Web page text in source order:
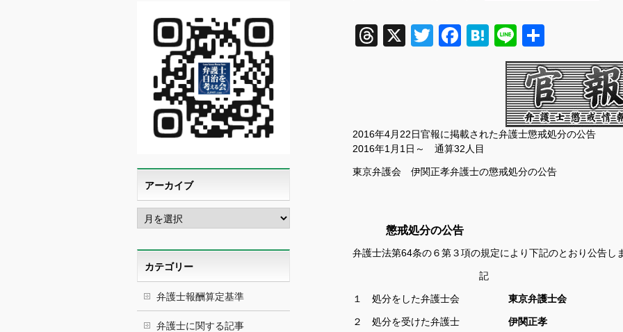
Threads
X TwitterFacebook
Hatena
Line
有
2016年4月22日官報に掲載された弁護士懲戒処分の公告
2016年1月1日～ 通算32 人目
東京弁護会 伊関正孝弁護士の懲戒処分の公告
懲戒処分の公告
弁護士法第64条の６第３項の規定により下記のとおり公告し
記
１ 処分をした弁護士会 東京弁護士会
２ 処分を受けた弁護士 伊関正孝
アーカイブ
ア
ー
イ
ブカテゴリー
弁護士報酬算定基準
弁護士に関する記事